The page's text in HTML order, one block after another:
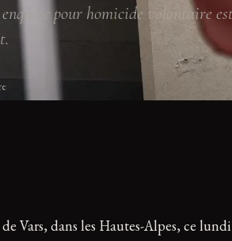
pour homicide volontaire
Vars, dans les Hautes-Alpes, ce